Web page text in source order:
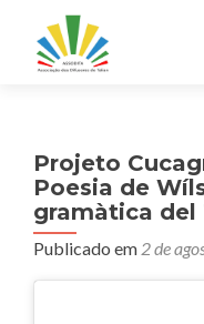
Projeto
Poesia de
gramàtica del
Publicado em 2 de